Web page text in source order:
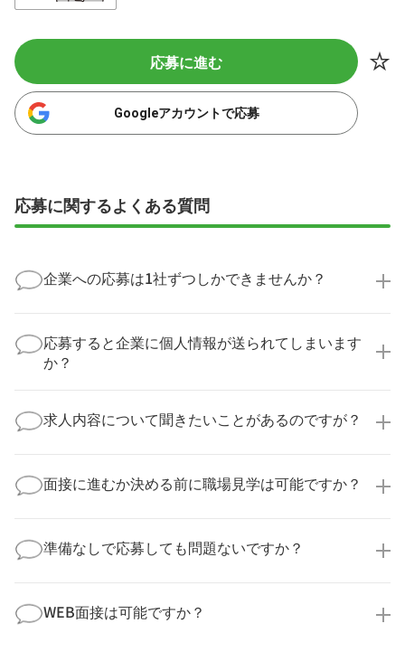
応募に進む
Googleアカウントで応募
応募に関するよくある質問
企業への応募は1社ずつしかできませんか？
実際に医療キャリアナビを利用して転職に成功した方
の多くは、複数応募して自分に合った職場を選ばれて
います。
応募すると企業に個人情報が送られてしまいます
か？
業様に個人情報が送られることはありません！
より詳細な求人情報をご確認いただいた上で、転職希
求人内容について聞きたいことがあるのですが？
してお答えいたします。
勤務体制や職場の雰囲気、研修制度など、どんな小さ
す！
面接に進むか決める前に職場見学は可能ですか？
積極的に受け入れています。実際の職場環境や働く人
の様子を見ることで、より安心してご判断いただけま
ださい！
準備なしで応募しても問題ないですか？
まで、一からサポートいたします。「転職を考え始め
たばかり」「何から始めればいいか分からない」とい
WEB面接は可能ですか？